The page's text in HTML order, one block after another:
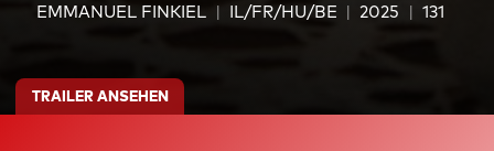
EMMANUEL FINKIEL IL/FR/HU/BE 2025 131
TRAILER ANSEHEN